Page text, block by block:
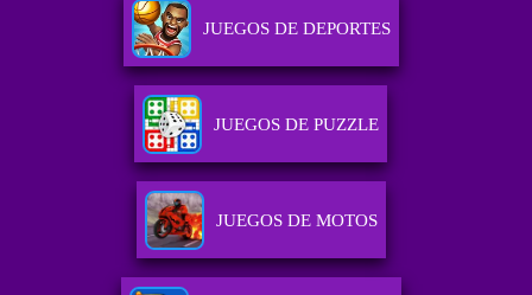
JUEGOS DE DEPORTES
JUEGOS DE PUZZLE
JUEGOS DE MOTOS